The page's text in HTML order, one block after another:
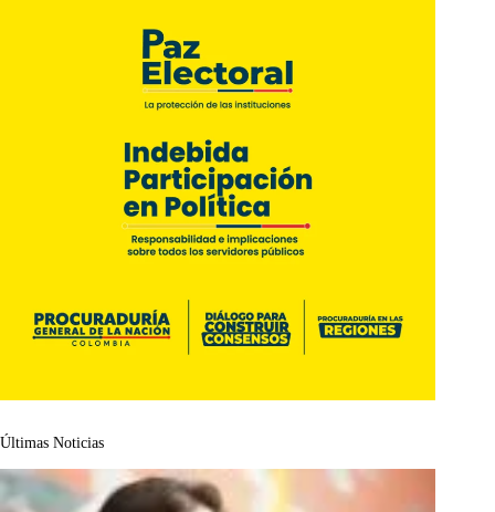
Últimas Noticias